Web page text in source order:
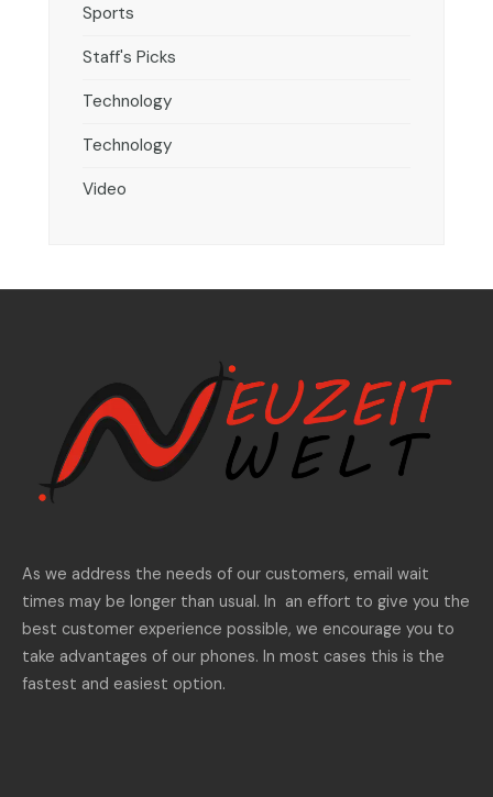
Sports
Staff's Picks
Technology
Technology
Video
As we address the needs of our customers, email wait
times may be longer than usual. In an effort to give you the
best customer experience possible, we encourage you to
take advantages of our phones. In most cases this is the
fastest and easiest option.